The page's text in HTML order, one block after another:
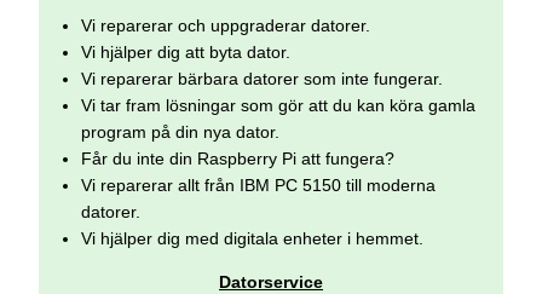
Vi reparerar och uppgraderar datorer.
Vi hjälper dig att byta dator.
Vi reparerar bärbara datorer som inte fungerar.
Vi tar fram lösningar som gör att du kan köra gamla
program på din nya dator.
Får du inte din Raspberry Pi att fungera?
Vi reparerar allt från IBM PC 5150 till moderna
datorer.
Vi hjälper dig med digitala enheter i hemmet.
Datorservice